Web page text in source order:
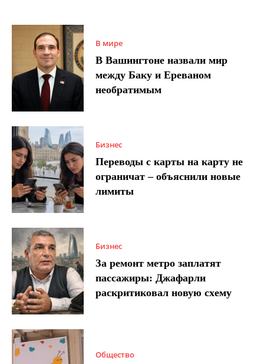
В мире
В Вашингтоне назвали мир
между Баку и Ереваном
необратимым
Бизнес
Переводы с карты на карту не
ограничат – объяснили новые
лимиты
Бизнес
За ремонт метро заплатят
пассажиры: Джафарли
раскритиковал новую схему
Общество